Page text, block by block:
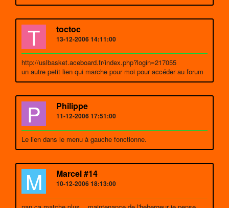
T toctoc
13-12-2006 14:11:00
http://uslbasket.aceboard.fr/index.php?login=217055
un autre petit lien qui marche pour moi pour accéder au forum
P Philippe
11-12-2006 17:51:00
Le lien dans le menu à gauche fonctionne.
M Marcel #14
10-12-2006 18:13:00